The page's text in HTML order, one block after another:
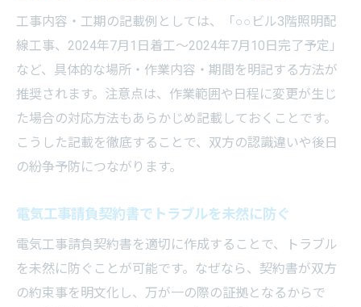
工事内容・工期の記載例としては、「○○ビル3階照明配
線工事、2024年7月1日着工～2024年7月10日完了予定」
など、具体的な場所・作業内容・期間を明記する方法が
推奨されます。注意点は、作業範囲や日程に変更が生じ
た場合の対応方法もあらかじめ記載しておくことです。
こうした記載を徹底することで、双方の認識違いや後日
の紛争予防につながります。
電気工事請負契約書でトラブルを未然に防ぐ
電気工事請負契約書を適切に作成することで、トラブル
を未然に防ぐことが可能です。なぜなら、契約書が双方
の約束事を明文化し、万が一の際の証拠となるからで